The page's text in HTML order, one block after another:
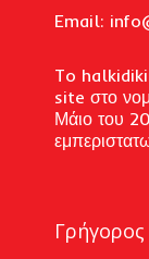
Email: i
To
site στο
Μάιο του